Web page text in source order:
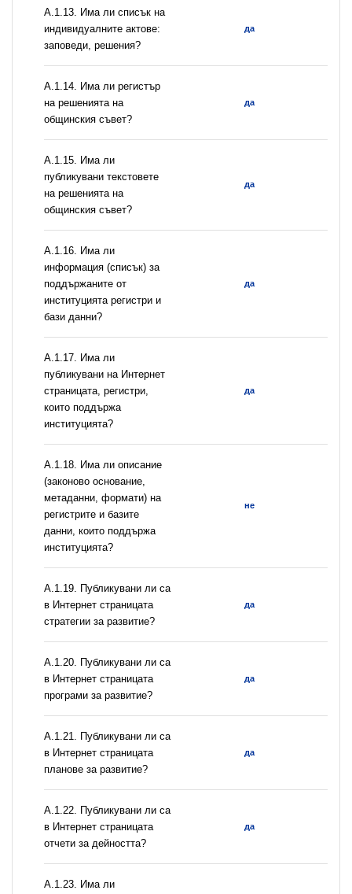
А.1.13. Има ли списък на
индивидуалните актове:
заповеди, решения?
да
А.1.14. Има ли регистър
на решенията на
общинския съвет?
да
А.1.15. Има ли
публикувани текстовете
на решенията на
общинския съвет?
да
А.1.16. Има ли
информация (списък) за
поддържаните от
институцията регистри и
бази данни?
да
А.1.17. Има ли
публикувани на Интернет
страницата, регистри,
които поддържа
институцията?
да
А.1.18. Има ли описание
(законово основание,
метаданни, формати) на
регистрите и базите
данни, които поддържа
институцията?
не
А.1.19. Публикувани ли са
в Интернет страницата
стратегии за развитие?
да
А.1.20. Публикувани ли са
в Интернет страницата
програми за развитие?
да
А.1.21. Публикувани ли са
в Интернет страницата
планове за развитие?
да
А.1.22. Публикувани ли са
в Интернет страницата
отчети за дейността?
да
А.1.23. Има ли